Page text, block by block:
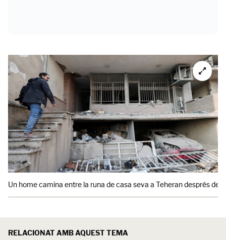
Un home camina entre la runa de casa seva a Teheran després
RELACIONAT AMB AQUEST TEMA